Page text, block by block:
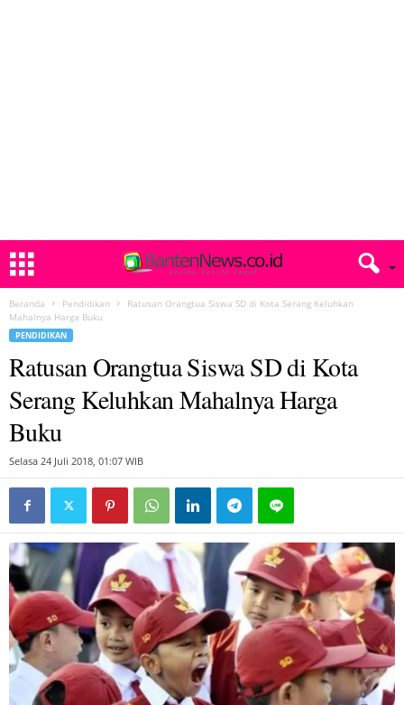
Beranda Pendidikan
Ratusan Orangtua Siswa SD di Kota Serang Keluhkan
Mahalnya Harga Buku
PENDIDIKAN
Ratusan Orangtua Siswa SD di Kota
Serang Keluhkan Mahalnya Harga
Buku
Selasa 24 Juli 2018, 01:07 WIB